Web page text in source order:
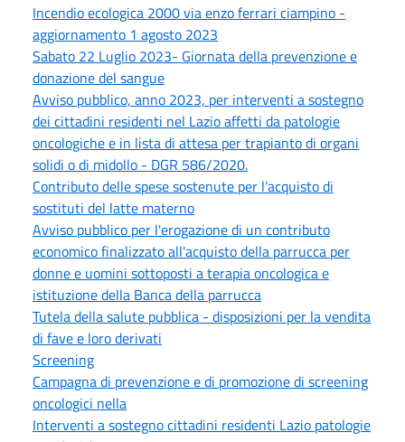
Incendio ecologica 2000 via enzo ferrari ciampino -
aggiornamento 1 agosto 2023
Sabato 22 Luglio 2023- Giornata della prevenzione e
donazione del sangue
Avviso pubblico, anno 2023, per interventi a sostegno
dei cittadini residenti nel Lazio affetti da patologie
oncologiche e in lista di attesa per trapianto di organi
solidi o di midollo - DGR 586/2020.
Contributo delle spese sostenute per l’acquisto di
sostituti del latte materno
Avviso pubblico per l'erogazione di un contributo
economico finalizzato all'acquisto della parrucca per
donne e uomini sottoposti a terapia oncologica e
istituzione della Banca della parrucca
Tutela della salute pubblica - disposizioni per la vendita
di fave e loro derivati
Screening
Campagna di prevenzione e di promozione di screening
oncologici nella
Interventi a sostegno cittadini residenti Lazio patologie